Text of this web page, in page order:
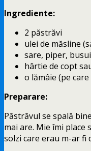
Ingrediente:
2 păstrăvi
ulei de măsline
sare, piper,
hârtie de copt
o lămâie (pe
Preparare:
Păstrăvul se spală
mai are. Mie îmi place
solzi care erau m-ar fi